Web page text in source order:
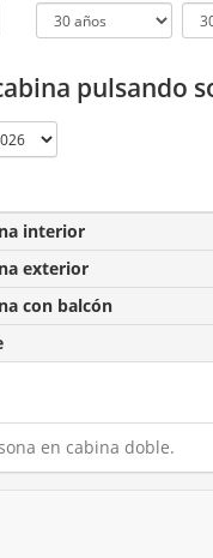
pulsando
interior
exterior
con balcón
en cabina doble.